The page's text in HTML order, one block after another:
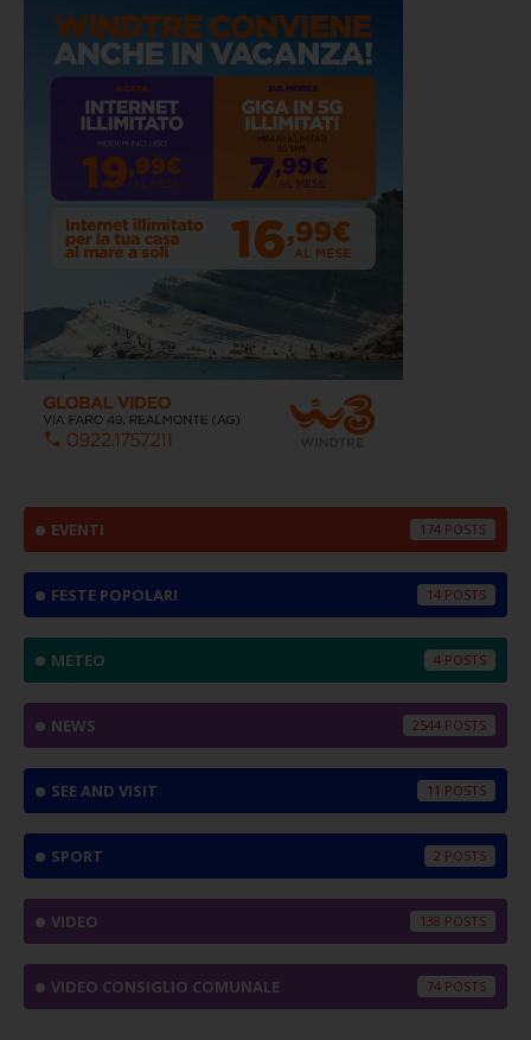
EVENTI 174
FESTE POPOLARI 14
METEO 4
NEWS 2544
SEE AND VISIT 11
SPORT 2
VIDEO 138
VIDEO CONSIGLIO COMUNALE 74